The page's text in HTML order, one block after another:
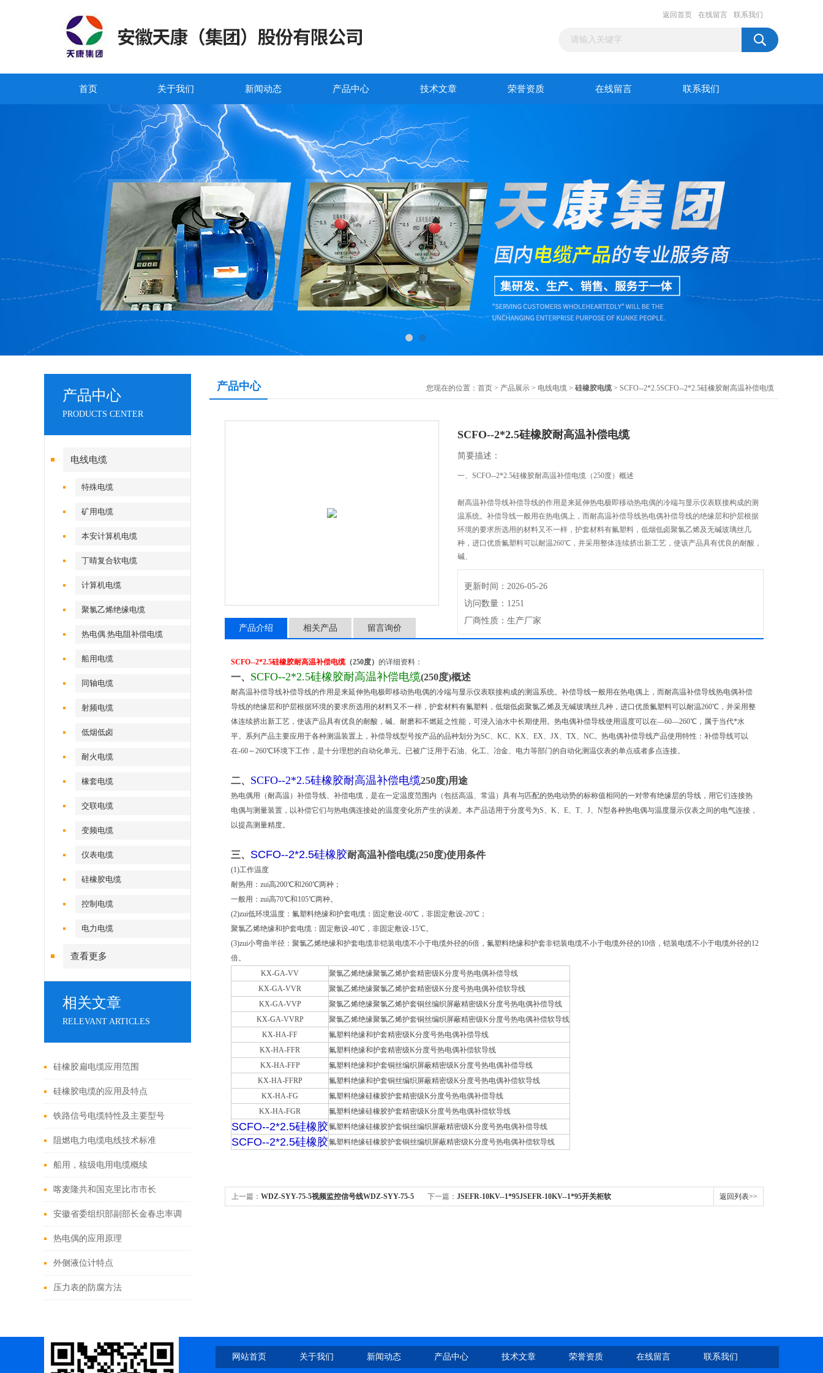
返回首页 在线留言 联系我们
首页 关于我们 新闻动态 产品中心 技术文章 荣誉资质 在线留言 联系我们
产品中心
PRODUCTS CENTER
电线电缆
特殊电缆
矿用电缆
本安计算机电缆
丁晴复合软电缆
计算机电缆
聚氯乙烯绝缘电缆
热电偶.热电阻补偿电缆
船用电缆
同轴电缆
射频电缆
低烟低卤
耐火电缆
橡套电缆
交联电缆
变频电缆
仪表电缆
硅橡胶电缆
控制电缆
电力电缆
查看更多
相关文章
RELEVANT ARTICLES
硅橡胶扁电缆应用范围
硅橡胶电缆的应用及特点
铁路信号电缆特性及主要型号
阻燃电力电缆电线技术标准
船用，核级电用电缆概续
喀麦隆共和国克里比市市长
Sabikanda Guy Emmanuel莅临安徽
天康集团考察工作
安徽省委组织部副部长金春忠率调
研组莅临天康集团调研
热电偶的应用原理
外侧液位计特点
压力表的防腐方法
产品中心 您现在的位置： 首页 > 产品展示 > 电线电缆 > 硅橡胶电缆 > SCFO--2*2.5SCFO--2*2.5硅橡胶耐高温补偿电缆
SCFO--2*2.5硅橡胶耐高温补偿电缆
简要描述：
一、SCFO--2*2.5硅橡胶耐高温补偿电缆（250度）概述
耐高温补偿导线补偿导线的作用是来延伸热电极即移动热电偶的冷端与显示仪表联接构成的测
温系统。补偿导线一般用在热电偶上，而耐高温补偿导线热电偶补偿导线的绝缘层和护层根据
环境的要求所选用的材料又不一样，护套材料有氟塑料，低烟低卤聚氯乙烯及无碱玻璃丝几
种，进口优质氟塑料可以耐温260℃，并采用整体连续挤出新工艺，使该产品具有优良的耐酸，
碱、
更新时间：2026-05-26
访问数量：1251
厂商性质：生产厂家
产品介绍
相关产品 留言询价
SCFO--2*2.5硅橡胶耐高温补偿电缆（250度） 的详细资料：
一、 SCFO--2*2.5硅橡胶耐高温补偿电缆(250度)概述
耐高温补偿导线补偿导线的作用是来延伸热电极即移动热电偶的冷端与显示仪表联接构成的测温系统。补偿导线一般用在热电偶上，而耐高温补偿导线热电偶补偿
导线的绝缘层和护层根据环境的要求所选用的材料又不一样，护套材料有氟塑料，低烟低卤聚氯乙烯及无碱玻璃丝几种，进口优质氟塑料可以耐温260℃，并采用整
体连续挤出新工艺，使该产品具有优良的耐酸，碱、耐磨和不燃延之性能，可浸入油水中长期使用。热电偶补偿导线使用温度可以在—60—260℃，属于当代*水
平。系列产品主要应用于各种测温装置上，补偿导线型号按产品的品种划分为SC、KC、KX、EX、JX、TX、NC。热电偶补偿导线产品使用特性：补偿导线可以
在-60～260℃环境下工作，是十分理想的自动化单元。已被广泛用于石油、化工、冶金、电力等部门的自动化测温仪表的单点或者多点连接。
二、 SCFO--2*2.5硅橡胶耐高温补偿电缆250度)用途
热电偶用（耐高温）补偿导线、补偿电缆，是在一定温度范围内（包括高温、常温）具有与匹配的热电动势的标称值相同的一对带有绝缘层的导线，用它们连接热
电偶与测量装置，以补偿它们与热电偶连接处的温度变化所产生的误差。本产品适用于分度号为S、K、E、T、J、N型各种热电偶与温度显示仪表之间的电气连接，
以提高测量精度。
三、 SCFO--2*2.5硅橡胶耐高温补偿电缆(250度)使用条件
(1)工作温度
耐热用：zui高200℃和260℃两种；
一般用：zui高70℃和105℃两种。
(2)zui低环境温度：氟塑料绝缘和护套电缆：固定敷设-60℃，非固定敷设-20℃；
聚氯乙烯绝缘和护套电缆：固定敷设-40℃，非固定敷设-15℃。
(3)zui小弯曲半径：聚氯乙烯绝缘和护套电缆非铠装电缆不小于电缆外径的6倍，氟塑料绝缘和护套非铠装电缆不小于电缆外径的10倍，铠装电缆不小于电缆外径的12
倍。
KX-GA-VV
聚氯乙烯绝缘聚氯乙烯护套精密级K分度号热电偶补偿导线
KX-GA-VVR
聚氯乙烯绝缘聚氯乙烯护套精密级K分度号热电偶补偿软导线
KX-GA-VVP
聚氯乙烯绝缘聚氯乙烯护套铜丝编织屏蔽精密级K分度号热电偶补偿导线
KX-GA-VVRP
聚氯乙烯绝缘聚氯乙烯护套铜丝编织屏蔽精密级K分度号热电偶补偿软导线
KX-HA-FF
氟塑料绝缘和护套精密级K分度号热电偶补偿导线
KX-HA-FFR
氟塑料绝缘和护套精密级K分度号热电偶补偿软导线
KX-HA-FFP
氟塑料绝缘和护套铜丝编织屏蔽精密级K分度号热电偶补偿导线
KX-HA-FFRP
氟塑料绝缘和护套铜丝编织屏蔽精密级K分度号热电偶补偿软导线
KX-HA-FG
氟塑料绝缘硅橡胶护套精密级K分度号热电偶补偿导线
KX-HA-FGR
氟塑料绝缘硅橡胶护套精密级K分度号热电偶补偿软导线
SCFO--2*2.5硅橡胶氟塑料绝缘硅橡胶护套铜丝编织屏蔽精密级K分度号热电偶补偿导线
SCFO--2*2.5硅橡胶氟塑料绝缘硅橡胶护套铜丝编织屏蔽精密级K分度号热电偶补偿软导线
上一篇： WDZ-SYY-75-5视频监控信号线WDZ-SYY-75-5 下一篇： JSEFR-10KV--1*95JSEFR-10KV--1*95开关柜软 返回列表>>
网站首页 关于我们 新闻动态 产品中心 技术文章 荣誉资质 在线留言 联系我们